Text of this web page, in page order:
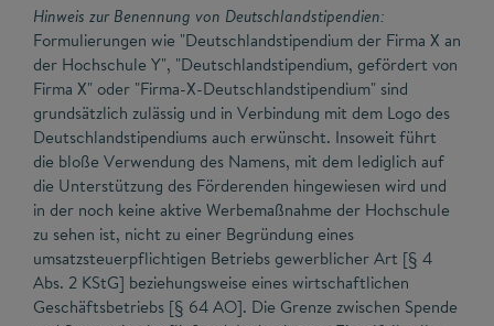
Hinweis zur Benennung von Deutschlandstipendien:
Formulierungen wie "Deutschlandstipendium der Firma X an
der Hochschule Y", "Deutschlandstipendium, gefördert von
Firma X" oder "Firma-X-Deutschlandstipendium" sind
grundsätzlich zulässig und in Verbindung mit dem Logo des
Deutschlandstipendiums auch erwünscht. Insoweit führt
die bloße Verwendung des Namens, mit dem lediglich auf
die Unterstützung des Förderenden hingewiesen wird und
in der noch keine aktive Werbemaßnahme der Hochschule
zu sehen ist, nicht zu einer Begründung eines
umsatzsteuerpflichtigen Betriebs gewerblicher Art [§ 4
Abs. 2 KStG] beziehungsweise eines wirtschaftlichen
Geschäftsbetriebs [§ 64 AO]. Die Grenze zwischen Spende